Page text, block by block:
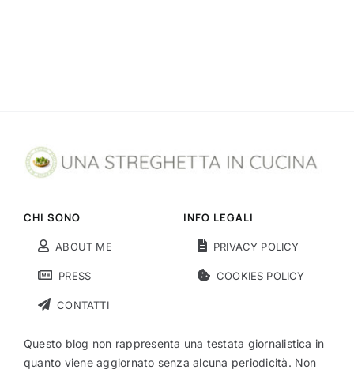
CHI SONO
ABOUT ME
PRESS
CONTATTI
INFO LEGALI
PRIVACY POLICY
COOKIES POLICY
Questo blog non rappresenta una testata giornalistica in
quanto viene aggiornato senza alcuna periodicità. Non